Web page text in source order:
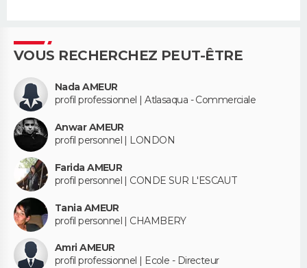
VOUS RECHERCHEZ PEUT-ÊTRE
Nada AMEUR
profil professionnel | Atlasaqua - Commerciale
Anwar AMEUR
profil personnel | LONDON
Farida AMEUR
profil personnel | CONDE SUR L'ESCAUT
Tania AMEUR
profil personnel | CHAMBERY
Amri AMEUR
profil professionnel | Ecole - Directeur